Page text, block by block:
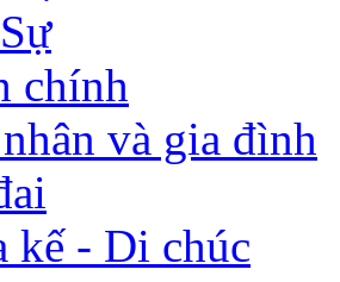
chính
và gia đình
kế - Di chúc